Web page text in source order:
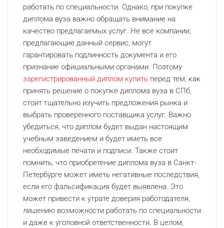
работать по специальности. Однако, при покупке
диплома вуза важно обращать внимание на
качество предлагаемых услуг. Не все компании,
предлагающие данный сервис, могут
гарантировать подлинность документа и его
признание официальными органами. Поэтому
зарегистрированный диплом купить перед тем, как
принять решение о покупке диплома вуза в СПб,
стоит тщательно изучить предложения рынка и
выбрать проверенного поставщика услуг. Важно
убедиться, что диплом будет выдан настоящим
учебным заведением и будет иметь все
необходимые печати и подписи. Также стоит
помнить, что приобретение диплома вуза в Санкт-
Петербурге может иметь негативные последствия,
если его фальсификация будет выявлена. Это
может привести к утрате доверия работодателя,
лишению возможности работать по специальности
и даже к уголовной ответственности. В целом,